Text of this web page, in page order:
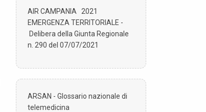
AIR CAMPANIA 2021
EMERGENZA TERRITORIALE -
Delibera della Giunta Regionale
n. 290 del 07/07/2021
ARSAN - Glossario nazionale di
telemedicina